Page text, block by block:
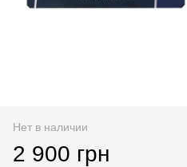
Нет в наличии
2 900 грн